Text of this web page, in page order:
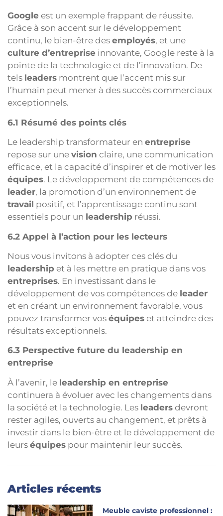
Google est un exemple frappant de réussite.
Grâce à son accent sur le développement
continu, le bien-être des employés, et une
culture d’entreprise innovante, Google reste à la
pointe de la technologie et de l’innovation. De
tels leaders montrent que l’accent mis sur
l’humain peut mener à des succès commerciaux
exceptionnels.
6.1 Résumé des points clés
Le leadership transformateur en entreprise
repose sur une vision claire, une communication
efficace, et la capacité d’inspirer et de motiver les
équipes. Le développement de compétences de
leader, la promotion d’un environnement de
travail positif, et l’apprentissage continu sont
essentiels pour un leadership réussi.
6.2 Appel à l’action pour les lecteurs
Nous vous invitons à adopter ces clés du
leadership et à les mettre en pratique dans vos
entreprises. En investissant dans le
développement de vos compétences de leader
et en créant un environnement favorable, vous
pouvez transformer vos équipes et atteindre des
résultats exceptionnels.
6.3 Perspective future du leadership en
entreprise
À l’avenir, le leadership en entreprise
continuera à évoluer avec les changements dans
la société et la technologie. Les leaders devront
rester agiles, ouverts au changement, et prêts à
investir dans le bien-être et le développement de
leurs équipes pour maintenir leur succès.
Articles récents
Meuble caviste professionnel :